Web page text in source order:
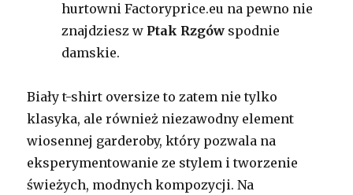
hurtowni Factoryprice.eu na pewno nie
znajdziesz w Ptak Rzgów spodnie
damskie.
Biały t-shirt oversize to zatem nie tylko
klasyka, ale również niezawodny element
wiosennej garderoby, który pozwala na
eksperymentowanie ze stylem i tworzenie
świeżych, modnych kompozycji. Na